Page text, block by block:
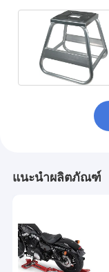
แนะนำผลิตภัณฑ์